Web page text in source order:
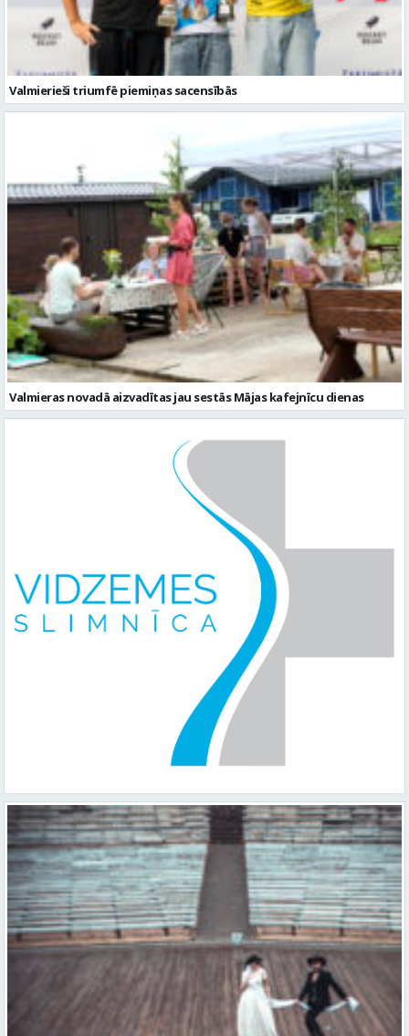
Valmierieši triumfē piemiņas sacensībās
Valmieras novadā aizvadītas jau sestās Mājas kafejnīcu dienas